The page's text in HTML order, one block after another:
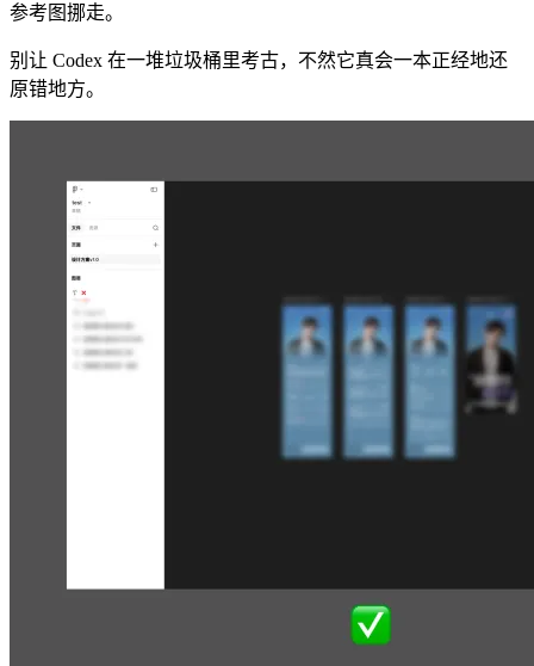
参考图挪走。
别让 Codex 在一堆垃圾桶里考古，不然它真会一本正经地还
原错地方。